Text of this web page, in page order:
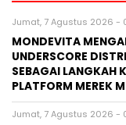
Jumat, 7 Agustus 2026 -
MONDEVITA
UNDERSCORE
SEBAGAI LANGKAH
PLATFORM MEREK
Jumat, 7 Agustus 2026 -